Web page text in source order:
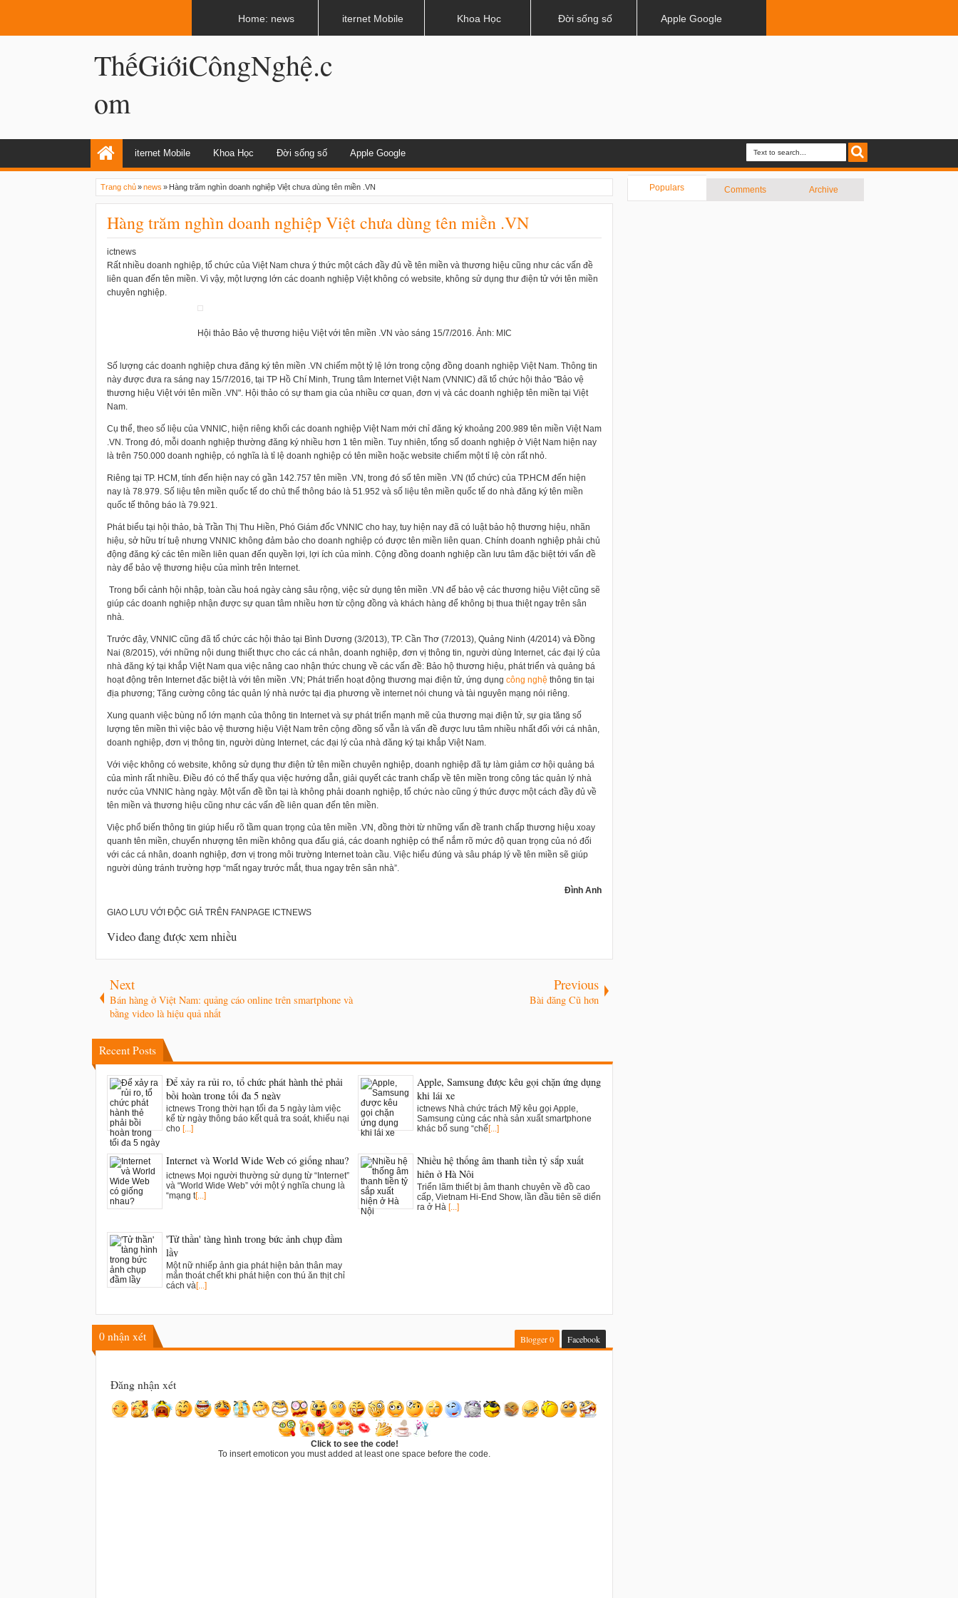
ThếGiớiCôngNghệ.c
om
iternet Mobile Khoa Học Đời sống số Apple Google
Populars Comments Archive
Trang chủ»news » Hàng trăm nghìn doanh nghiệp Việt chưa dùng tên miền .VN
Hàng trăm nghìn doanh nghiệp Việt chưa dùng tên miền .VN
ictnews
Rất nhiều doanh nghiệp, tổ chức của Việt Nam chưa ý thức một cách đầy đủ về tên miền và thương hiệu cũng như các vấn đề
liên quan đến tên miền. Vì vậy, một lượng lớn các doanh nghiệp Việt không có website, không sử dụng thư điện tử với tên miền
chuyên nghiệp.
Hội thảo Bảo vệ thương hiệu Việt với tên miền .VN vào sáng 15/7/2016. Ảnh: MIC
Số lượng các doanh nghiệp chưa đăng ký tên miền .VN chiếm một tỷ lệ lớn trong cộng đồng doanh nghiệp Việt Nam. Thông tin
này được đưa ra sáng nay 15/7/2016, tại TP Hồ Chí Minh, Trung tâm Internet Việt Nam (VNNIC) đã tổ chức hội thảo "Bảo vệ
thương hiệu Việt với tên miền .VN". Hội thảo có sự tham gia của nhiều cơ quan, đơn vị và các doanh nghiệp tên miền tại Việt
Nam.
Cụ thể, theo số liệu của VNNIC, hiện riêng khối các doanh nghiệp Việt Nam mới chỉ đăng ký khoảng 200.989 tên miền Việt Nam
.VN. Trong đó, mỗi doanh nghiệp thường đăng ký nhiều hơn 1 tên miền. Tuy nhiên, tổng số doanh nghiệp ở Việt Nam hiện nay
là trên 750.000 doanh nghiệp, có nghĩa là tỉ lệ doanh nghiệp có tên miền hoặc website chiếm một tỉ lệ còn rất nhỏ.
Riêng tại TP. HCM, tính đến hiện nay có gần 142.757 tên miền .VN, trong đó số tên miền .VN (tổ chức) của TP.HCM đến hiện
nay là 78.979. Số liệu tên miền quốc tế do chủ thể thông báo là 51.952 và số liệu tên miền quốc tế do nhà đăng ký tên miền
quốc tế thông báo là 79.921.
Phát biểu tại hội thảo, bà Trần Thị Thu Hiền, Phó Giám đốc VNNIC cho hay, tuy hiện nay đã có luật bảo hộ thương hiệu, nhãn
hiệu, sở hữu trí tuệ nhưng VNNIC không đảm bảo cho doanh nghiệp có được tên miền liên quan. Chính doanh nghiệp phải chủ
động đăng ký các tên miền liên quan đến quyền lợi, lợi ích của mình. Cộng đồng doanh nghiệp cần lưu tâm đặc biệt tới vấn đề
này để bảo vệ thương hiệu của mình trên Internet.
Trong bối cảnh hội nhập, toàn cầu hoá ngày càng sâu rộng, việc sử dụng tên miền .VN để bảo vệ các thương hiệu Việt cũng sẽ
giúp các doanh nghiệp nhận được sự quan tâm nhiều hơn từ cộng đồng và khách hàng để không bị thua thiệt ngay trên sân
nhà.
Trước đây, VNNIC cũng đã tổ chức các hội thảo tại Bình Dương (3/2013), TP. Cần Thơ (7/2013), Quảng Ninh (4/2014) và Đồng
Nai (8/2015), với những nội dung thiết thực cho các cá nhân, doanh nghiệp, đơn vị thông tin, người dùng Internet, các đại lý của
nhà đăng ký tại khắp Việt Nam qua việc nâng cao nhận thức chung về các vấn đề: Bảo hộ thương hiệu, phát triển và quảng bá
hoạt động trên Internet đặc biệt là với tên miền .VN; Phát triển hoạt động thương mại điện tử, ứng dụng công nghệ thông tin tại
địa phương; Tăng cường công tác quản lý nhà nước tại địa phương về internet nói chung và tài nguyên mạng nói riêng.
Xung quanh việc bùng nổ lớn mạnh của thông tin Internet và sự phát triển mạnh mẽ của thương mại điện tử, sự gia tăng số
lượng tên miền thì việc bảo vệ thương hiệu Việt Nam trên cộng đồng số vẫn là vấn đề được lưu tâm nhiều nhất đối với cá nhân,
doanh nghiệp, đơn vị thông tin, người dùng Internet, các đại lý của nhà đăng ký tại khắp Việt Nam.
Với việc không có website, không sử dụng thư điện tử tên miền chuyên nghiệp, doanh nghiệp đã tự làm giảm cơ hội quảng bá
của mình rất nhiều. Điều đó có thể thấy qua việc hướng dẫn, giải quyết các tranh chấp về tên miền trong công tác quản lý nhà
nước của VNNIC hàng ngày. Một vấn đề tồn tại là không phải doanh nghiệp, tổ chức nào cũng ý thức được một cách đầy đủ về
tên miền và thương hiệu cũng như các vấn đề liên quan đến tên miền.
Việc phổ biến thông tin giúp hiểu rõ tầm quan trọng của tên miền .VN, đồng thời từ những vấn đề tranh chấp thương hiệu xoay
quanh tên miền, chuyển nhượng tên miền không qua đấu giá, các doanh nghiệp có thể nắm rõ mức độ quan trọng của nó đối
với các cá nhân, doanh nghiệp, đơn vị trong môi trường Internet toàn cầu. Việc hiểu đúng và sâu pháp lý về tên miền sẽ giúp
người dùng tránh trường hợp “mất ngay trước mắt, thua ngay trên sân nhà”.
Đình Anh
GIAO LƯU VỚI ĐỘC GIẢ TRÊN FANPAGE ICTNEWS
Video đang được xem nhiều
Next
Bán hàng ở Việt Nam: quảng cáo online trên smartphone và
bằng video là hiệu quả nhất
Previous
Bài đăng Cũ hơn
Recent Posts
Để xảy ra rủi ro, tổ chức phát hành thẻ phải
bồi hoàn trong tối đa 5 ngày
ictnews Trong thời hạn tối đa 5 ngày làm việc
kể từ ngày thông báo kết quả tra soát, khiếu nại
cho [...]
Apple, Samsung được kêu gọi chặn ứng dụng
khi lái xe
ictnews Nhà chức trách Mỹ kêu gọi Apple,
Samsung cùng các nhà sản xuất smartphone
khác bổ sung “chế [...]
Internet và World Wide Web có giống nhau?
ictnews Mọi người thường sử dụng từ “Internet”
và “World Wide Web” với một ý nghĩa chung là
“mạng t[...]
Nhiều hệ thống âm thanh tiền tỷ sắp xuất
hiện ở Hà Nội
Triển lãm thiết bị âm thanh chuyên về đồ cao
cấp, Vietnam Hi-End Show, lần đầu tiên sẽ diển
ra ở Hà [...]
'Tử thần' tàng hình trong bức ảnh chụp đầm
lầy
Một nữ nhiếp ảnh gia phát hiện bản thân may
mắn thoát chết khi phát hiện con thú ăn thịt chỉ
cách và[...]
0 nhận xét Blogger0 Facebook
Đăng nhận xét
Click to see the code!
To insert emoticon you must added at least one space before the code.
Home: news iternet Mobile Khoa Học Đời sống số Apple Google